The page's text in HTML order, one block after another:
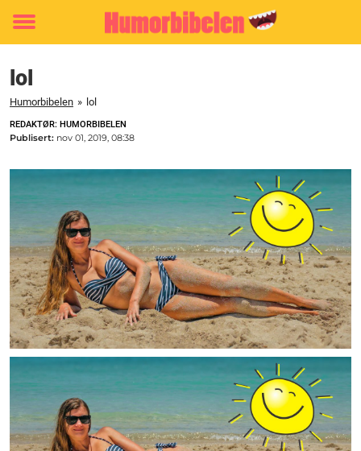
Toggle
lol
Humorbibelen » lol
REDAKTØR: HUMORBIBELEN
Publisert: nov 01, 2019, 08:38